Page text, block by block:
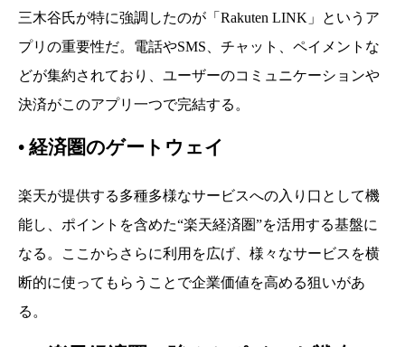
三木谷氏が特に強調したのが「Rakuten LINK」というア
プリの重要性だ。電話やSMS、チャット、ペイメントな
どが集約されており、ユーザーのコミュニケーションや
決済がこのアプリ一つで完結する。
• 経済圏のゲートウェイ
楽天が提供する多種多様なサービスへの入り口として機
能し、ポイントを含めた“楽天経済圏”を活用する基盤に
なる。ここからさらに利用を広げ、様々なサービスを横
断的に使ってもらうことで企業価値を高める狙いがあ
る。